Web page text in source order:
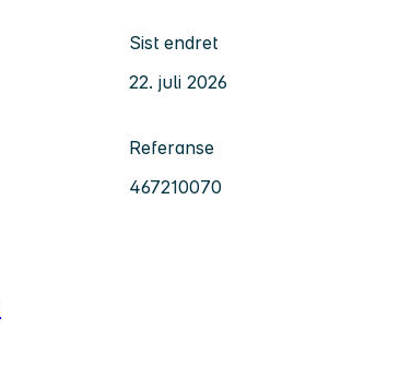
Sist endret
22. juli 2026
Referanse
467210070